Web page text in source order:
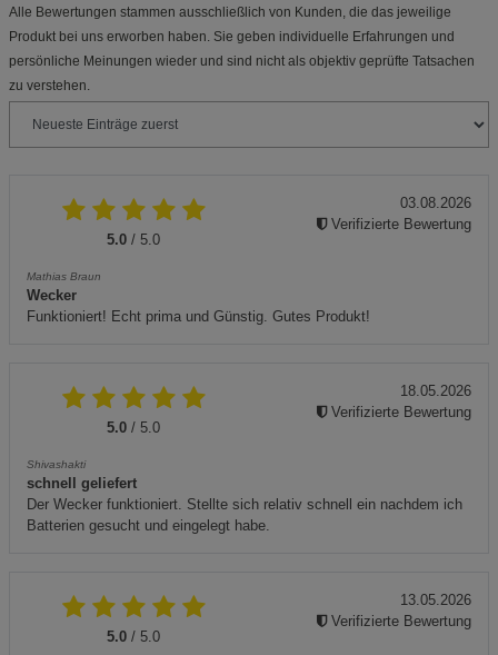
Alle Bewertungen stammen ausschließlich von Kunden, die das jeweilige
Produkt bei uns erworben haben. Sie geben individuelle Erfahrungen und
persönliche Meinungen wieder und sind nicht als objektiv geprüfte Tatsachen
zu verstehen.
5.0 / 5.0
Mathias Braun
Wecker
Funktioniert! Echt prima und Günstig. Gutes Produkt!
03.08.2026
Verifizierte Bewertung
5.0 / 5.0
Shivashakti
schnell geliefert
Der Wecker funktioniert. Stellte sich relativ schnell ein nachdem ich
Batterien gesucht und eingelegt habe.
18.05.2026
Verifizierte Bewertung
5.0 / 5.0
13.05.2026
Verifizierte Bewertung